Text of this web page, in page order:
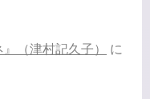
（津村記久子）
に